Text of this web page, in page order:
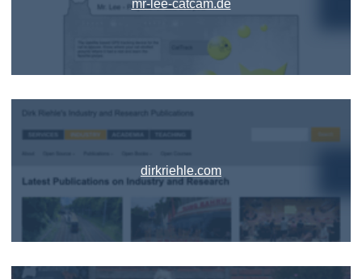
mr-lee-catcam.de
dirkriehle.com